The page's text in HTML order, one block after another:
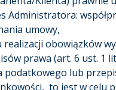
Administratora:
umowy,
realizacji obowiązków
prawa (art. 6 ust. 1
podatkowego lub
to jest w celu